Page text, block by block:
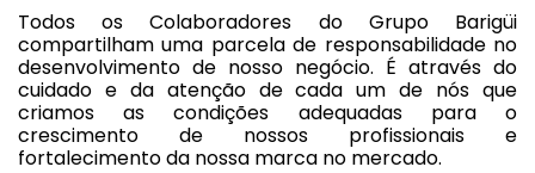
Todos os Colaboradores do Grupo Barigüi
compartilham uma parcela de responsabilidade no
desenvolvimento de nosso negócio. É através do
cuidado e da atenção de cada um de nós que
criamos as condições adequadas para o
crescimento de nossos profissionais e
fortalecimento da nossa marca no mercado.